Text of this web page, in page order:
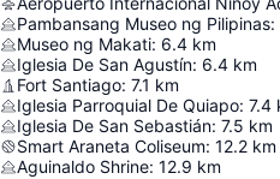
Pambansang Museo ng Pilipinas:
Museo ng Makati: 6.4 km
Iglesia De San Agustín: 6.4 km
Fort Santiago: 7.1 km
Iglesia Parroquial De Quiapo: 7.4
Iglesia De San Sebastián: 7.5 km
Smart Araneta Coliseum: 12.2 km
Aguinaldo Shrine: 12.9 km